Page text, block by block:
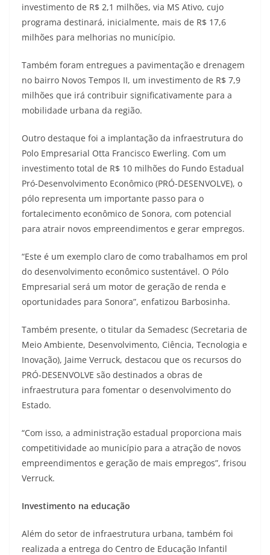
investimento de R$ 2,1 milhões, via MS Ativo, cujo
programa destinará, inicialmente, mais de R$ 17,6
milhões para melhorias no município.
Também foram entregues a pavimentação e drenagem
no bairro Novos Tempos II, um investimento de R$ 7,9
milhões que irá contribuir significativamente para a
mobilidade urbana da região.
Outro destaque foi a implantação da infraestrutura do
Polo Empresarial Otta Francisco Ewerling. Com um
investimento total de R$ 10 milhões do Fundo Estadual
Pró-Desenvolvimento Econômico (PRÓ-DESENVOLVE), o
pólo representa um importante passo para o
fortalecimento econômico de Sonora, com potencial
para atrair novos empreendimentos e gerar empregos.
“Este é um exemplo claro de como trabalhamos em prol
do desenvolvimento econômico sustentável. O Pólo
Empresarial será um motor de geração de renda e
oportunidades para Sonora”, enfatizou Barbosinha.
Também presente, o titular da Semadesc (Secretaria de
Meio Ambiente, Desenvolvimento, Ciência, Tecnologia e
Inovação), Jaime Verruck, destacou que os recursos do
PRÓ-DESENVOLVE são destinados a obras de
infraestrutura para fomentar o desenvolvimento do
Estado.
“Com isso, a administração estadual proporciona mais
competitividade ao município para a atração de novos
empreendimentos e geração de mais empregos”, frisou
Verruck.
Investimento na educação
Além do setor de infraestrutura urbana, também foi
realizada a entrega do Centro de Educação Infantil